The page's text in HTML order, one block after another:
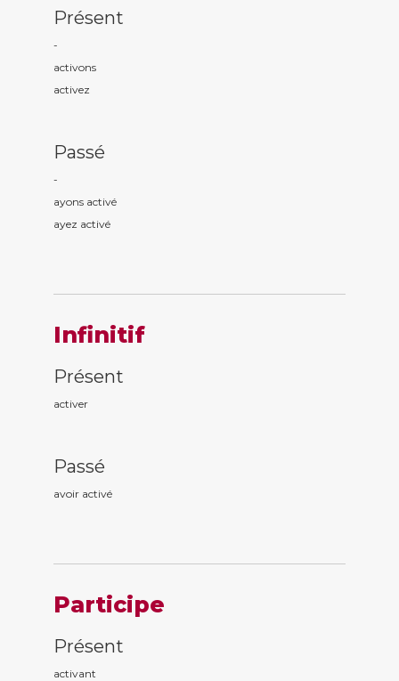
Présent
-
activons
activez
Passé
-
ayons activé
ayez activé
Infinitif
Présent
activer
Passé
avoir activé
Participe
Présent
activant